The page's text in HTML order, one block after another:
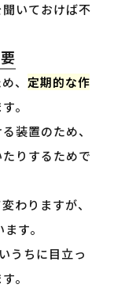
いておけば不
、 定期的な作
。
装置のため、
りするためで
わりますが、
す。
うちに目立っ
。